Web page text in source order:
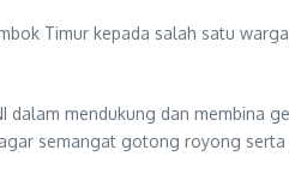
Timur kepada salah satu
mendukung dan membina
semangat gotong royong